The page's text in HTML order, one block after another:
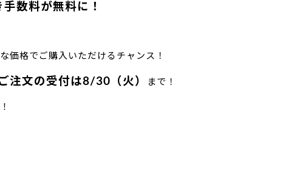
数料が無料に！
価格でご購入いただけるチャンス！
注文の受付は8/30（火） まで！